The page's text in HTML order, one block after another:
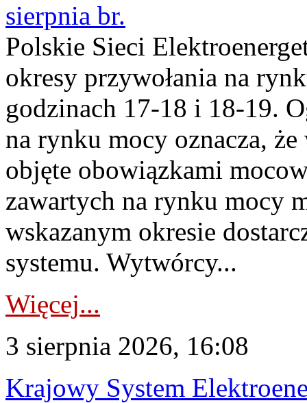
sierpnia br.
Polskie Sieci
okresy przywołania na
godzinach 17-18 i 18-19.
na rynku mocy oznacza,
objęte obowiązkami
zawartych na rynku mocy
wskazanym okresie
systemu. Wytwórcy...
Więcej...
3 sierpnia 2026, 16:08
Krajowy System